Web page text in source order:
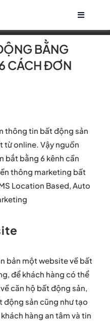
Toggle
BẰNG
CÁCH ĐƠN
thông tin bất động sản
từ online. Vậy nguồn
bắt bằng 6 kênh cần
thông marketing bất
Location Based, Auto
bản một website về bất
để khách hàng có thể
căn hộ bất động sản,
động sản cũng như tạo
hàng an tâm và tin